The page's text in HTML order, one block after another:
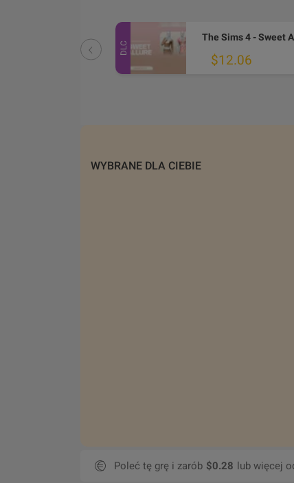
DLC
$12.06
WYBRANE DLA CIEBIE
Poleć tę grę i zarób $0.28 lub więcej